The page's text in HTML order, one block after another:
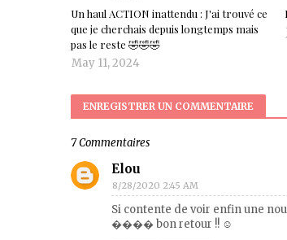
Un haul ACTION inattendu : J'ai trouvé ce
que je cherchais depuis longtemps mais
pas le reste 🤣🤣🤣
May 11, 2024
ENREGISTRER UN COMMENTAIRE
7 Commentaires
Elou
8/28/2020 2:45 AM
Si contente de voir enfin une
���� bon retour !! ☺️